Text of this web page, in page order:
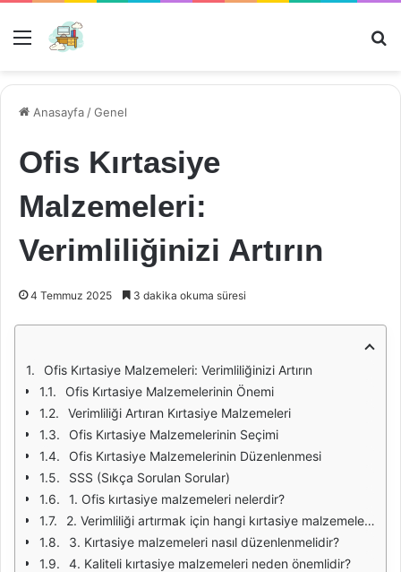
Menü
Anasayfa /Genel
Ofis Kırtasiye
Malzemeleri:
Verimliliğinizi Artırın
4 Temmuz 2025 3 dakika okuma süresi
Ofis Kırtasiye Malzemeleri: Verimliliğinizi Artırın
Ofis Kırtasiye Malzemelerinin Önemi
Verimliliği Artıran Kırtasiye Malzemeleri
Ofis Kırtasiye Malzemelerinin Seçimi
Ofis Kırtasiye Malzemelerinin Düzenlenmesi
SSS (Sıkça Sorulan Sorular)
1. Ofis kırtasiye malzemeleri nelerdir?
2. Verimliliği artırmak için hangi kırtasiye malzemeleri tercih edilmelidir?
3. Kırtasiye malzemeleri nasıl düzenlenmelidir?
4. Kaliteli kırtasiye malzemeleri neden önemlidir?